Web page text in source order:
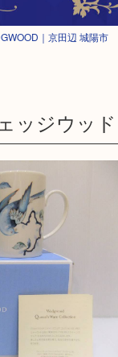
｜京田辺 城陽市
ッジウッ